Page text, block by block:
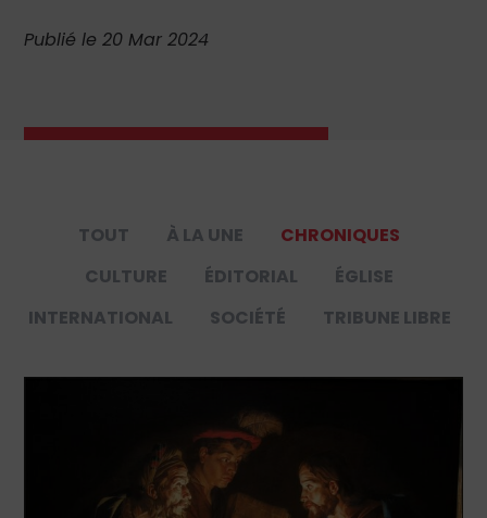
Publié le 20 Mar 2024
TOUT À LA UNE
CHRONIQUES
CULTURE
ÉDITORIAL
ÉGLISE
INTERNATIONAL
SOCIÉTÉ TRIBUNE LIBRE